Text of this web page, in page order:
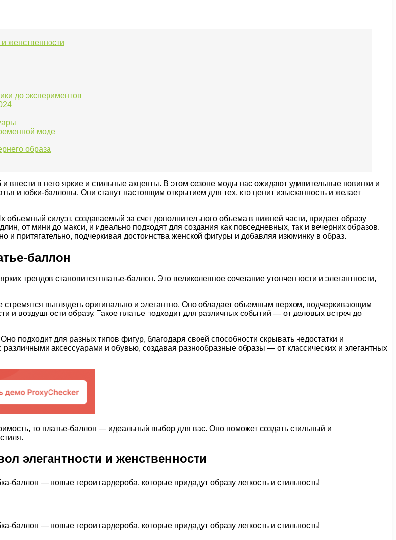
женственности
до экспериментов
моде
образа
внести в него яркие и стильные акценты. В этом сезоне моды нас ожидают удивительные новинки и
и юбки-баллоны. Они станут настоящим открытием для тех, кто ценит изысканность и желает
силуэт, создаваемый за счет дополнительного объема в нижней части, придает образу
от мини до макси, и идеально подходят для создания как повседневных, так и вечерних образов.
и притягательно, подчеркивая достоинства женской фигуры и добавляя изюминку в образ.
баллон
трендов становится платье-баллон. Это великолепное сочетание утонченности и элегантности,
выглядеть оригинально и элегантно. Оно обладает объемным верхом, подчеркивающим
и воздушности образу. Такое платье подходит для различных событий — от деловых встреч до
подходит для разных типов фигур, благодаря своей способности скрывать недостатки и
различными аксессуарами и обувью, создавая разнообразные образы — от классических и элегантных
то платье-баллон — идеальный выбор для вас. Оно поможет создать стильный и
элегантности и женственности